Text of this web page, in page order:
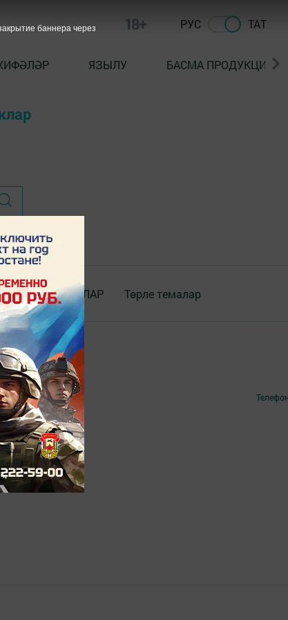
18+ РУС ТАТ
ЯЗЫЛУ БАСМА ПРОДУКЦИЯ
ДОКУМЕНТЛАР Төрле темалар
баннера через